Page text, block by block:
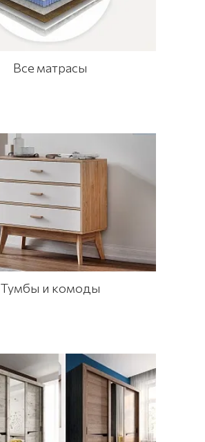
Все матрасы
Тумбы и комоды